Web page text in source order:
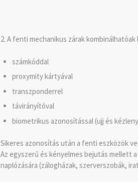
2. A fenti mechanikus zárak
számkóddal
proxymity kártyával
transzponderrel
távirányítóval
biometrikus azonosítással (ujj és
Sikeres azonosítás után a fenti eszközök
Az egyszerű és kényelmes bejutás mellett
naplózására (zálogházak, szerverszobák,